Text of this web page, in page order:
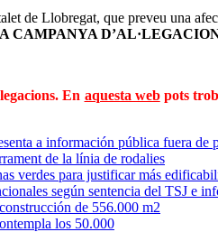
de Llobregat, que preveu una
En aquesta webpots
a información pública fuera de
de la línia de rodalies
verdes para justificar más
según sentencia del TSJ e
de 556.000 m2
los 50.000